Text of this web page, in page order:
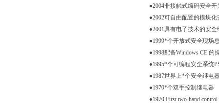
●2004非接触式编码安全开
●2002可自由配置的模块
●2001具有电子技术的安全
●1999*个开放式安全现场
●1998配备Windows CE 的
●1995*个可编程安全系统
●1987世界上*个安全继电
●1970*个双手控制继电器
●1970 First two-hand control